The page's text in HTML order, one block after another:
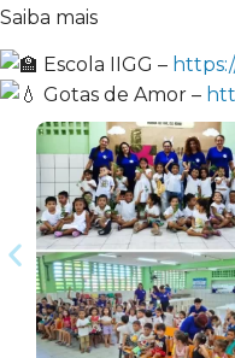
Saiba mais
Escola IIGG –
Gotas de Amor –